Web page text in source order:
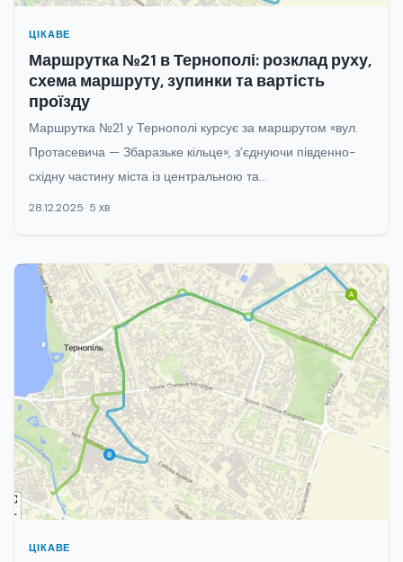
ЦІКАВЕ
Маршрутка №21 в Тернополі: розклад руху,
схема маршруту, зупинки та вартість
проїзду
Маршрутка №21 у Тернополі курсує за маршрутом «вул.
Протасевича — Збаразьке кільце», з’єднуючи південно-
східну частину міста із центральною та...
28.12.2025 5 хв
ЦІКАВЕ